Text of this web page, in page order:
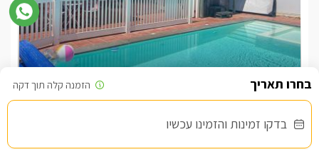
בדקו זמינות והזמינו עכשיו
/5
צימר בצפון, עין יעקב
החל מ- ₪1200